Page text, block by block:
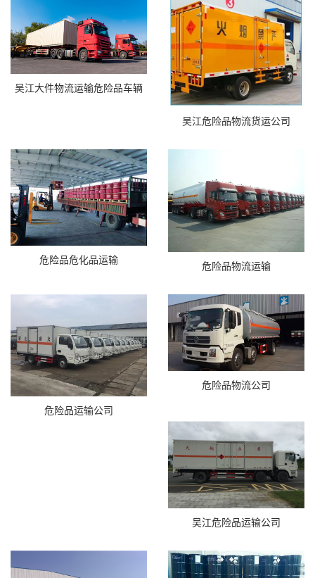
吴江大件物流运输危险品车辆
吴江危险品物流货运公司
危险品危化品运输
危险品物流运输
危险品运输公司
危险品物流公司
吴江危险品运输公司